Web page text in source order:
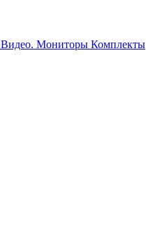
Видео. Мониторы Комплекты